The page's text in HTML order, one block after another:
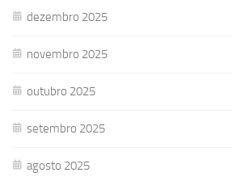
dezembro 2025
novembro 2025
outubro 2025
setembro 2025
agosto 2025